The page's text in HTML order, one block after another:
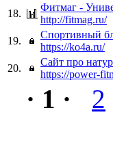
18.
Фитмаг -
http://fitmag.ru/
19.
Спортивный
https://ko4a.ru/
20.
Сайт про
https://power-
· 1 · 2